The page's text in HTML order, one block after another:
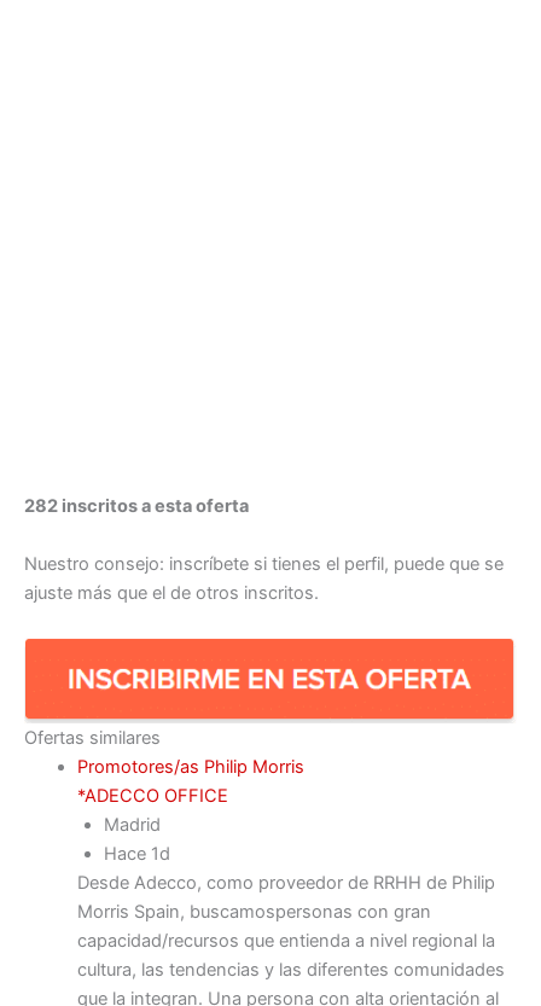
282 inscritos a esta oferta
Nuestro consejo: inscríbete si tienes el perfil, puede que se
ajuste más que el de otros inscritos.
Ofertas similares
Promotores/as Philip Morris
*ADECCO OFFICE
Madrid
Hace 1d
Desde Adecco, como proveedor de RRHH de Philip
Morris Spain, buscamospersonas con gran
capacidad/recursos que entienda a nivel regional la
cultura, las tendencias y las diferentes comunidades
que la integran. Una persona con alta orientación al